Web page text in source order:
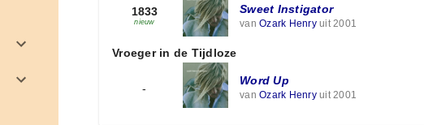
1833
nieuw
Sweet Instigator
van Ozark Henryuit 2001
Vroeger in de Tijdloze
-
Word Up
van Ozark Henryuit 2001